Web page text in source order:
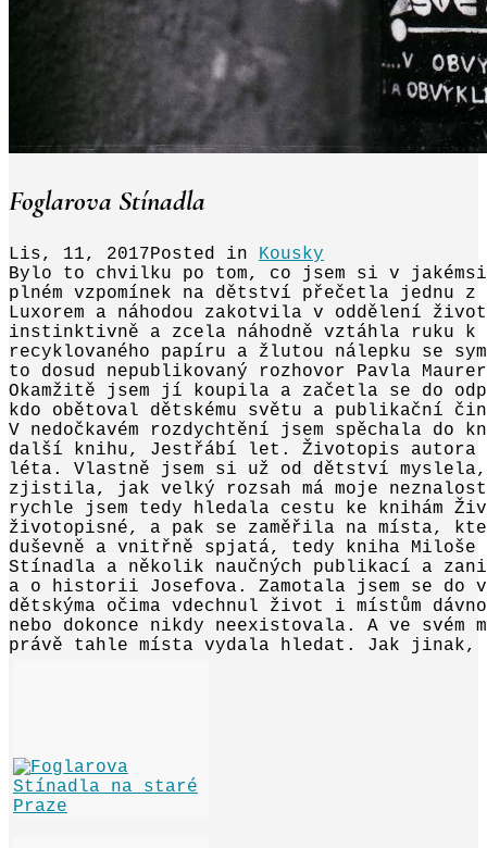
Foglarova Stínadla
Lis, 11, 2017Posted in Kousky
Bylo to chvilku po tom, co jsem si v jakémsi
plném vzpomínek na dětství přečetla jednu
Luxorem a náhodou zakotvila v oddělení
instinktivně a zcela náhodně vztáhla ruku k
recyklovaného papíru a žlutou nálepku se
to dosud nepublikovaný rozhovor Pavla
Okamžitě jsem jí koupila a začetla se do
kdo obětoval dětskému světu a publikační
V nedočkavém rozdychtění jsem spěchala
další knihu, Jestřábí let. Životopis autora
léta. Vlastně jsem si už od dětství myslela,
zjistila, jak velký rozsah má moje neznalost
rychle jsem tedy hledala cestu ke knihám
životopisné, a pak se zaměřila na místa,
duševně a vnitřně spjatá, tedy kniha Miloše
Stínadla a několik naučných publikací a
a o historii Josefova. Zamotala jsem se do
dětskýma očima vdechnul život i místům
nebo dokonce nikdy neexistovala. A ve svém
právě tahle místa vydala hledat. Jak jinak,